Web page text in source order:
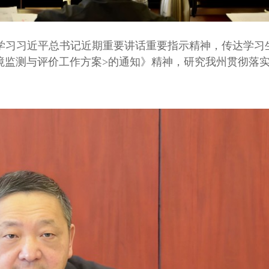
习近平总书记近期重要讲话重要指示精神， 传达学习
监测与评价工作方案>的通知》精神， 研究我州贯彻落